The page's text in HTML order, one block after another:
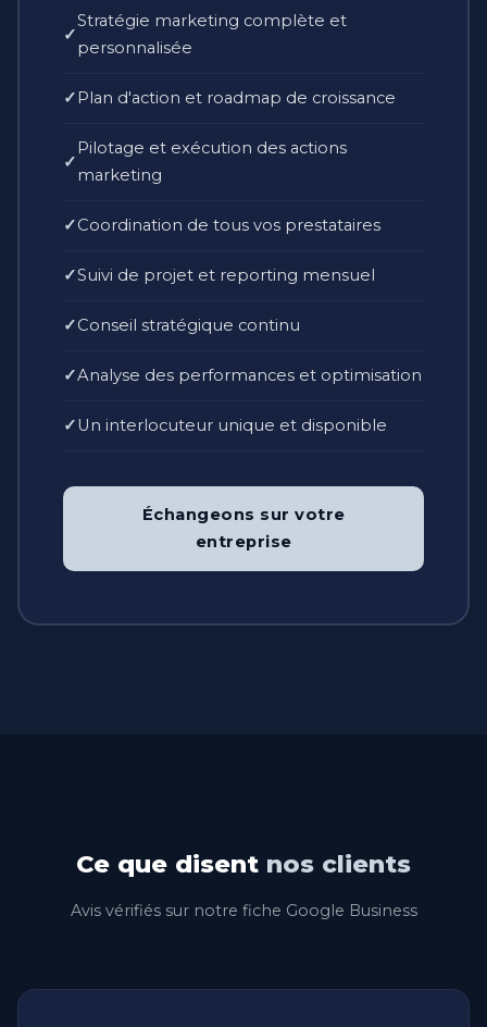
Stratégie marketing complète et
personnalisée
Plan d'action et roadmap de croissance
Pilotage et exécution des actions
marketing
Coordination de tous vos prestataires
Suivi de projet et reporting mensuel
Conseil stratégique continu
Analyse des performances et optimisation
Un interlocuteur unique et disponible
Échangeons sur votre
entreprise
Ce que disent nos clients
Avis vérifiés sur notre fiche Google Business